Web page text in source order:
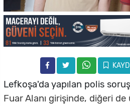
Lefkoşa'da yapılan polis
Fuar Alanı girişinde, diğeri